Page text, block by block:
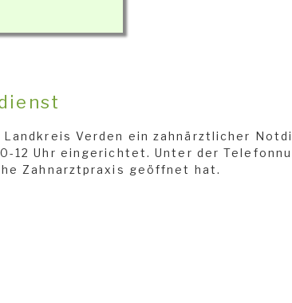
Verden ein zahnärztlicher
12 Uhr eingerichtet. Unter der
Zahnarztpraxis geöffnet hat.